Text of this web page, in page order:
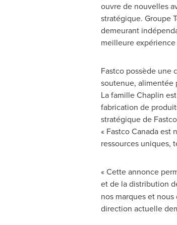
ouvre de nouvelles
stratégique. Groupe
demeurant
meilleure
Fastco possède une
soutenue, alimentée
La famille Chaplin
fabrication de
stratégique de
« Fastco Canada est
ressources uniques,
« Cette annonce
et de la distribution
nos marques et
direction actuelle